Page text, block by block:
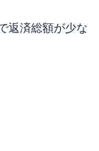
返済総額が少な